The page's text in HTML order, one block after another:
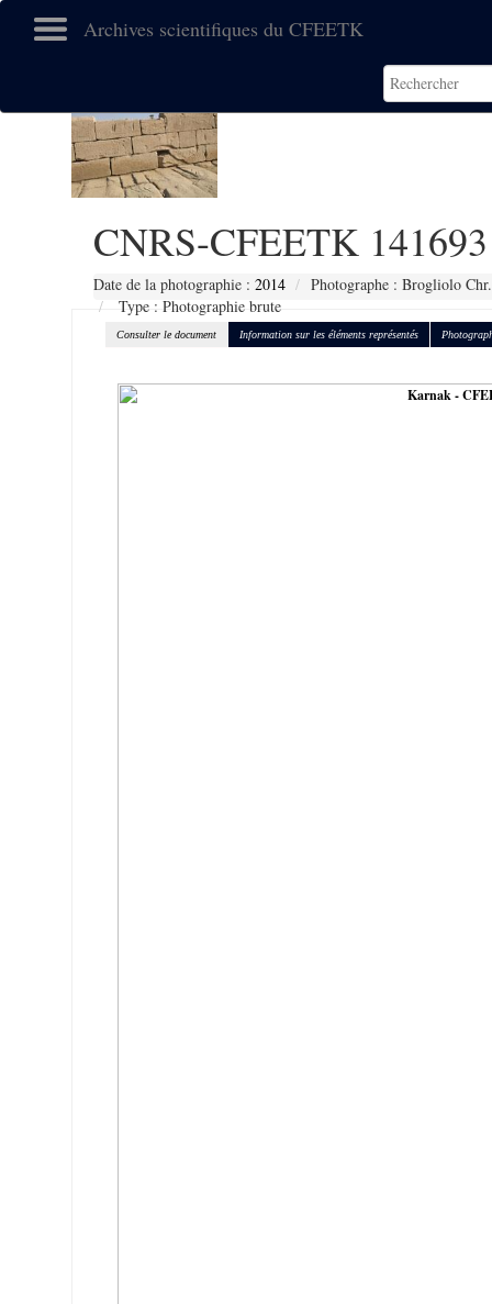
Archives scientifiques du CFEETK
CNRS-CFEETK 141693
Date de la photographie : 2014
Photographe : Brogliolo Chr.
Type : Photographie brute
Consulter le document Information sur les éléments représentés